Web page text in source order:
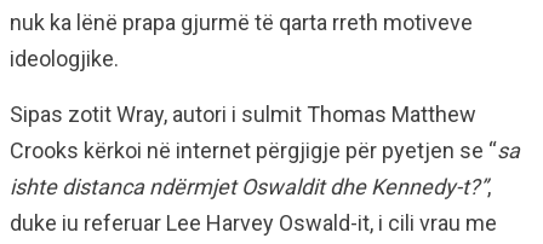
nuk ka lënë prapa gjurmë të qarta rreth motiveve
ideologjike.
Sipas zotit Wray, autori i sulmit Thomas Matthew
Crooks kërkoi në internet përgjigje për pyetjen se “sa
ishte distanca ndërmjet Oswaldit dhe Kennedy-t?”,
duke iu referuar Lee Harvey Oswald-it, i cili vrau me